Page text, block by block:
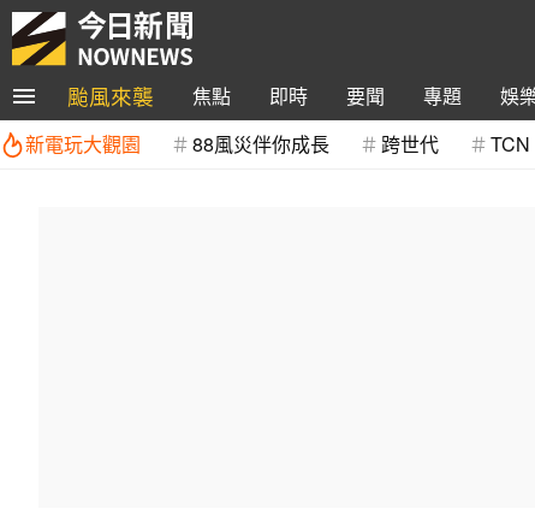
颱風來襲 焦點 即時 要聞 專題 娛
新電玩大觀園
88風災伴你成長 跨世代 TCN